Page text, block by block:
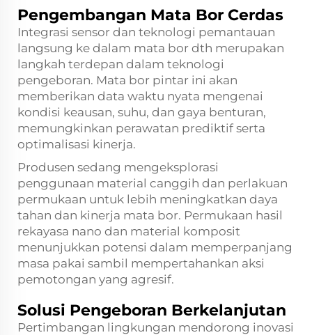
Pengembangan Mata Bor Cerdas
Integrasi sensor dan teknologi pemantauan
langsung ke dalam mata bor dth merupakan
langkah terdepan dalam teknologi
pengeboran. Mata bor pintar ini akan
memberikan data waktu nyata mengenai
kondisi keausan, suhu, dan gaya benturan,
memungkinkan perawatan prediktif serta
optimalisasi kinerja.
Produsen sedang mengeksplorasi
penggunaan material canggih dan perlakuan
permukaan untuk lebih meningkatkan daya
tahan dan kinerja mata bor. Permukaan hasil
rekayasa nano dan material komposit
menunjukkan potensi dalam memperpanjang
masa pakai sambil mempertahankan aksi
pemotongan yang agresif.
Solusi Pengeboran Berkelanjutan
Pertimbangan lingkungan mendorong inovasi